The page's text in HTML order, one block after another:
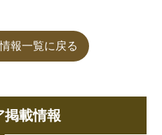
報一覧に戻る
掲載情報